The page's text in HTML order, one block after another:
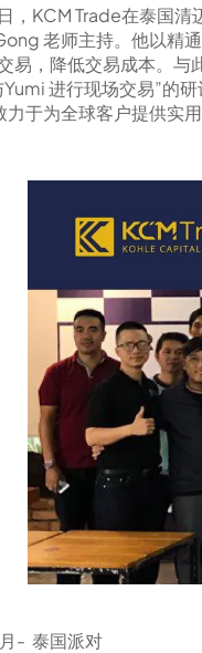
，KCM Trade在泰国
老师主持。他以精
易，降低交易成本。与
进行现场交易”的
于为全球客户提供实
- 泰国派对